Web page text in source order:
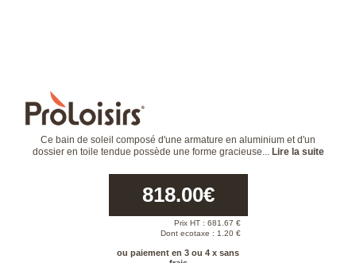
Ce bain de soleil composé d'une armature en aluminium et d'un
dossier en toile tendue possède une forme gracieuse... Lire la suite
818.00€
Prix HT : 681.67 €
Dont ecotaxe : 1.20 €
ou paiement en 3 ou 4 x sans